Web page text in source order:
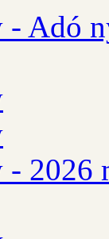
- Adó
- 2026